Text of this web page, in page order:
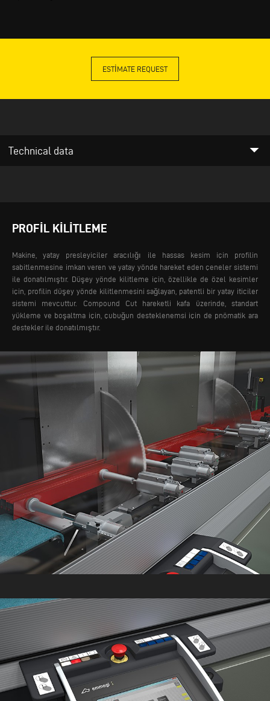
ESTIMATE REQUEST
Technical data arrow_drop_down
PROFIL KILITLEME
Makine, yatay presleyiciler aracılığı ile hassas kesim için profilin
sabitlenmesine imkan veren ve yatay yönde hareket eden çeneler sistemi
ile donatılmıştır. Düşey yönde kilitleme için, özellikle de özel kesimler
için, profilin düşey yönde kilitlenmesini sağlayan, patentli bir yatay iticiler
sistemi mevcuttur.
Compound Cut hareketli kafa üzerinde, standart
yükleme ve boşaltma için, çubuğun desteklenemsi için de pnömatik ara
destekler ile donatılmıştır.